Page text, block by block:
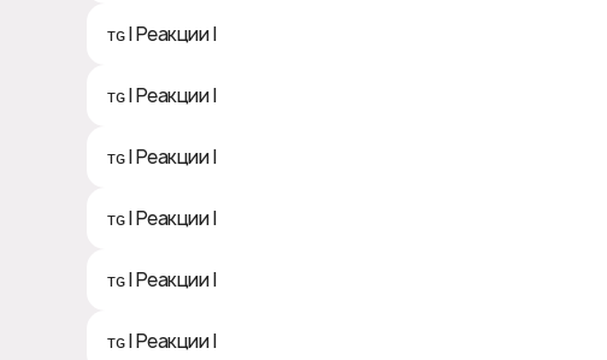
ᴛɢ | Реакции | 😍
ᴛɢ | Реакции | 😎
ᴛɢ | Реакции | 😇
ᴛɢ | Реакции | 🤪
ᴛɢ | Реакции | 😁
ᴛɢ | Реакции | 😨